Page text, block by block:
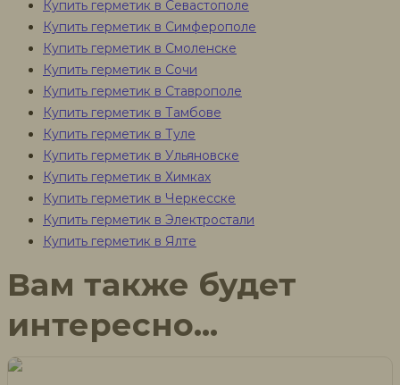
Купить герметик в Севастополе
Купить герметик в Симферополе
Купить герметик в Смоленске
Купить герметик в Сочи
Купить герметик в Ставрополе
Купить герметик в Тамбове
Купить герметик в Туле
Купить герметик в Ульяновске
Купить герметик в Химках
Купить герметик в Черкесске
Купить герметик в Электростали
Купить герметик в Ялте
Вам также будет
интересно…